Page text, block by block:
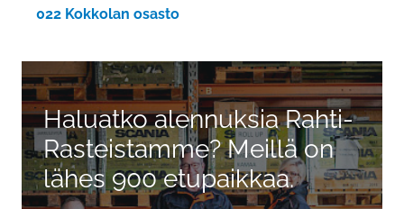
022 Kokkolan osasto
Haluatko alennuksia Rahti-
Rasteistamme? Meillä on
lähes 900 etupaikkaa.